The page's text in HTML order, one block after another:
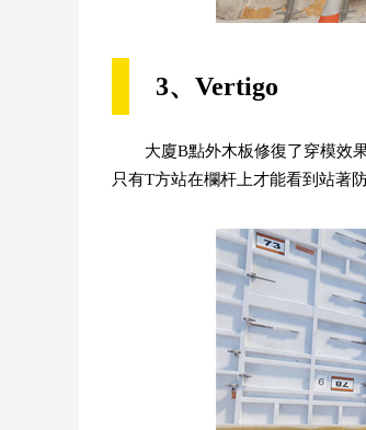
3、Vertigo
大廈B點外木板修復了穿模效
只有T方站在欄杆上才能看到站著